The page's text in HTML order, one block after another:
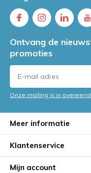
Ontvang de
promoties
Onze mailing is in
Meer informatie
Klantenservice
Mijn account